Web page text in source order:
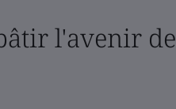
l'avenir de